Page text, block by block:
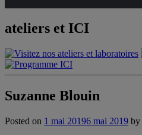
ateliers et ICI
Suzanne Blouin
Posted on 1 mai 20196 mai 2019 by